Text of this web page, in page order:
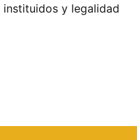
y legalidad